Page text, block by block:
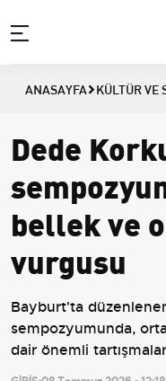
ANASAYFA KÜLTÜR VE
Dede
bellek ve
vurgusu
Bayburt'ta
sempozyumunda,
dair önemli